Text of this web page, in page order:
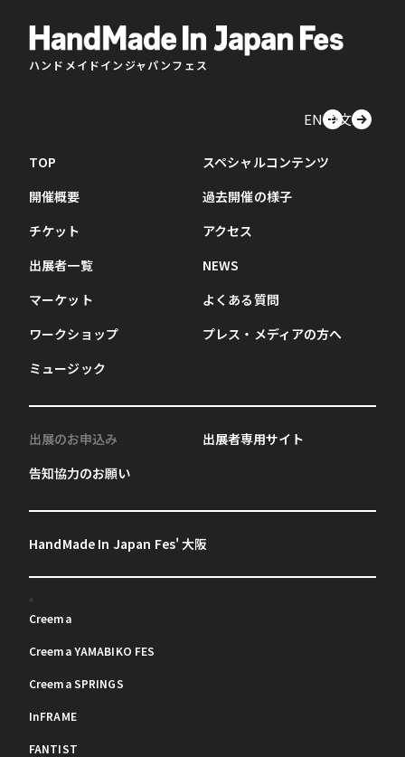
ハンドメイドインジャパンフェス
EN中文
TOP
開催概要
チケット
出展者一覧
マーケット
ワークショップ
ミュージック
スペシャルコンテンツ
過去開催の様子
アクセス
NEWS
よくある質問
プレス・メディアの方へ
出展のお申込み
告知協力のお願い
出展者専用サイト
HandMade In Japan Fes' 大阪
Creema
Creema YAMABIKO FES
Creema SPRINGS
InFRAME
FANTIST